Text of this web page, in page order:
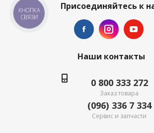
Присоединяйтесь к
Наши контакты
0 800 333 272
Заказ товара
(096) 336 7 334
Сервис и запчасти
КНОПКА
СВЯЗИ